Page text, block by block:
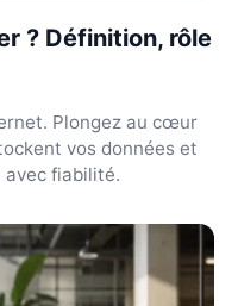
? Définition, rôle
Plongez au cœur
vos données et
avec fiabilité.